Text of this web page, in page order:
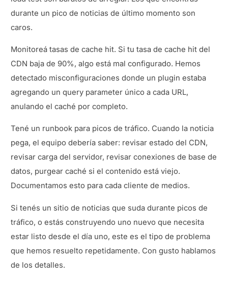
durante un pico de noticias de último momento son
caros.
Monitoreá tasas de cache hit. Si tu tasa de cache hit del
CDN baja de 90%, algo está mal configurado. Hemos
detectado misconfiguraciones donde un plugin estaba
agregando un query parameter único a cada URL,
anulando el caché por completo.
Tené un runbook para picos de tráfico. Cuando la noticia
pega, el equipo debería saber: revisar estado del CDN,
revisar carga del servidor, revisar conexiones de base de
datos, purgear caché si el contenido está viejo.
Documentamos esto para cada cliente de medios.
Si tenés un sitio de noticias que suda durante picos de
tráfico, o estás construyendo uno nuevo que necesita
estar listo desde el día uno, este es el tipo de problema
que hemos resuelto repetidamente. Con gusto hablamos
de los detalles.